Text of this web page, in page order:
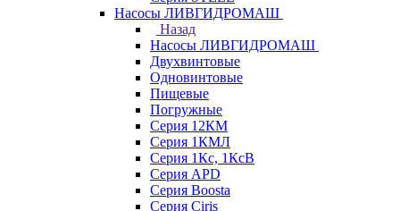
Насосы ЛИВГИДРОМАШ
Назад
Насосы ЛИВГИДРОМАШ
Двухвинтовые
Одновинтовые
Пищевые
Погружные
Серия 12КМ
Серия 1КМЛ
Серия 1Кс, 1КсВ
Серия APD
Серия Boosta
Серия Ciris